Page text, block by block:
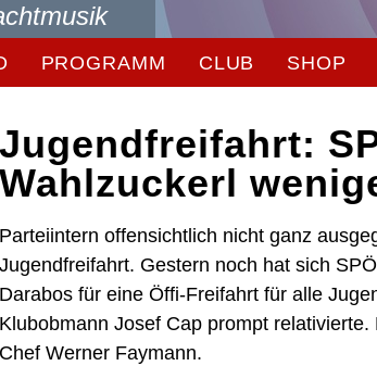
PROGRAMM CLUB SHOP
Jugendfreifahrt:
Wahlzuckerl
Parteiintern offensichtlich nicht ganz
Jugendfreifahrt. Gestern noch hat sich
Darabos für eine Öffi-Freifahrt für alle
Klubobmann Josef Cap prompt
Chef Werner Faymann.